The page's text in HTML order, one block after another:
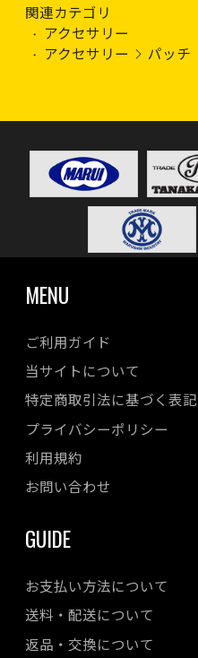
関連カテゴリ
アクセサリー
アクセサリー
パッチ
MENU
ご利用ガイド
当サイトについて
特定商取引法に基づく表記
プライバシーポリシー
利用規約
お問い合わせ
GUIDE
お支払い方法について
送料・配送について
返品・交換について